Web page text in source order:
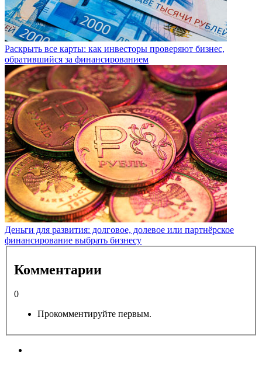
Раскрыть все карты: как инвесторы проверяют бизнес,
обратившийся за финансированием
Деньги для развития: долговое, долевое или партнёрское
финансирование выбрать бизнесу
Комментарии
0
Прокомментируйте первым.